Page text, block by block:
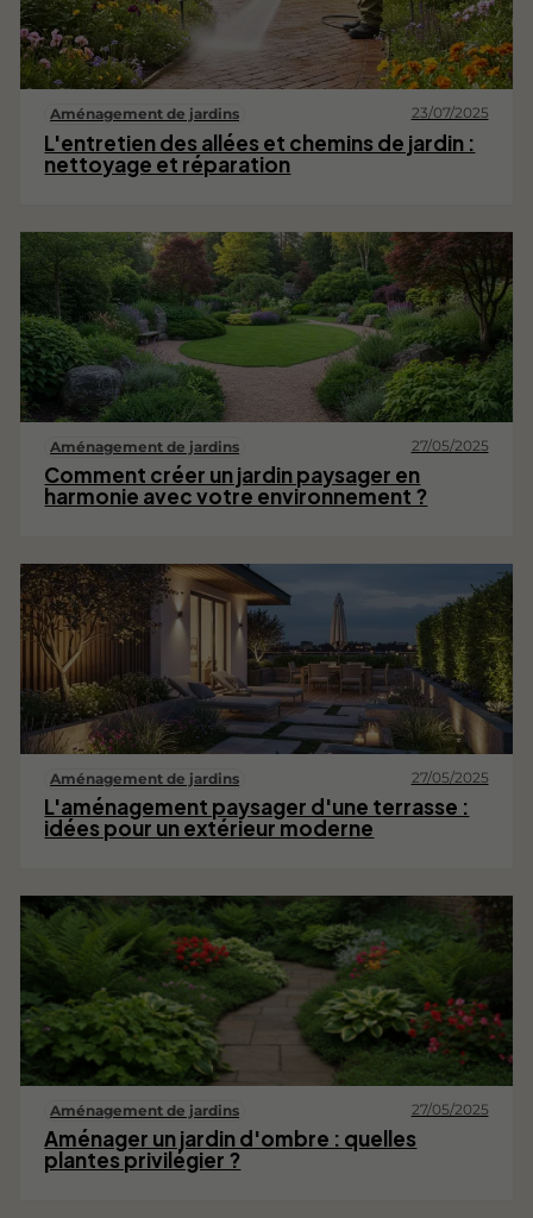
Aménagement de jardins 23/07/2025
L'entretien des allées et chemins de jardin :
nettoyage et réparation
Aménagement de jardins 27/05/2025
Comment créer un jardin paysager en
harmonie avec votre environnement ?
Aménagement de jardins 27/05/2025
L'aménagement paysager d'une terrasse :
idées pour un extérieur moderne
Aménagement de jardins 27/05/2025
Aménager un jardin d'ombre : quelles
plantes privilégier ?